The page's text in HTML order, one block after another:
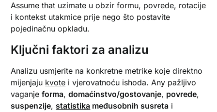
Assume that uzimate u obzir formu, povrede, rotacije
i kontekst utakmice prije nego što postavite
pojedinačnu opkladu.
Ključni faktori za analizu
Analizu usmjerite na konkretne metrike koje direktno
mijenjaju kvote i vjerovatnoću ishoda. Any pažljivo
vaganjeforma,domaćinstvo/gostovanje, povrede,
suspenzije, statistika međusobnih susreta i